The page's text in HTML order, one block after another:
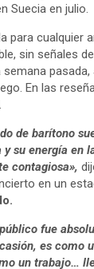
Suecia en julio.
para cualquier
sin señales
En las
de barítono
su energía en
contagiosa»,
en un
fue
es como
un trabajo…